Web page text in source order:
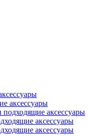
аксессуары
аксессуары
аксессуары
аксессуары